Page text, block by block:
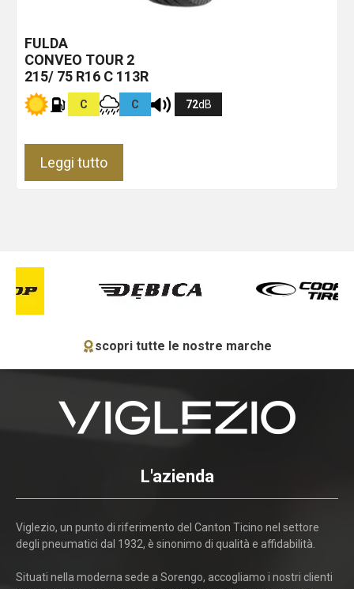
FULDA
CONVEO TOUR 2
215/ 75 R16 C 113R
C C 72dB
Leggi tutto
scopri tutte le nostre marche
L'azienda
Viglezio, un punto di riferimento del Canton Ticino nel settore
degli pneumatici dal 1932, è sinonimo di qualità e affidabilità.
Situati nella moderna sede a Sorengo, accogliamo i nostri clienti